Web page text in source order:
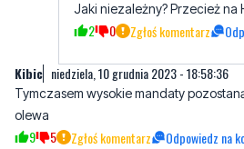
Jaki niezależny? Przecież na
2 0 Zgłoś komentarz
Kibic niedziela, 10 grudnia 2023 - 18:58:36
Tymczasem wysokie mandaty
olewa
9 5 Zgłoś komentarz Odpowiedz na